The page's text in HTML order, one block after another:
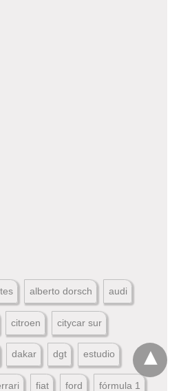
alberto dorsch audi
citroen citycar sur
dakar dgt estudio
fiat ford fórmula 1